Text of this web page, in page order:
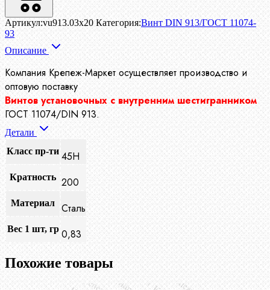
Артикул:vu913.03x20 Категория:Винт DIN 913/ГОСТ 11074-
93
Описание
Компания Крепеж-Маркет осуществляет производство и
оптовую поставку
Винтов установочных с внутренним шестигранником
ГОСТ 11074/DIN 913.
Детали
Класс пр-ти 45H
Кратность 200
Материал Сталь
Вес 1 шт, гр 0,83
Похожие товары